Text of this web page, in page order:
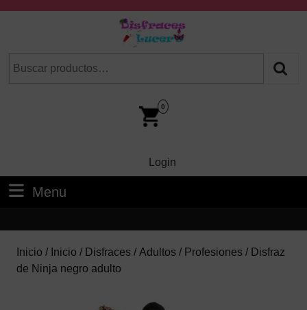
Cuando hay resultados autocompletados, puedes utilizar
0
LoginLogin
Menu
Inicio / Inicio / Disfraces / Adultos / Profesiones / Disfraz
de Ninja negro adulto